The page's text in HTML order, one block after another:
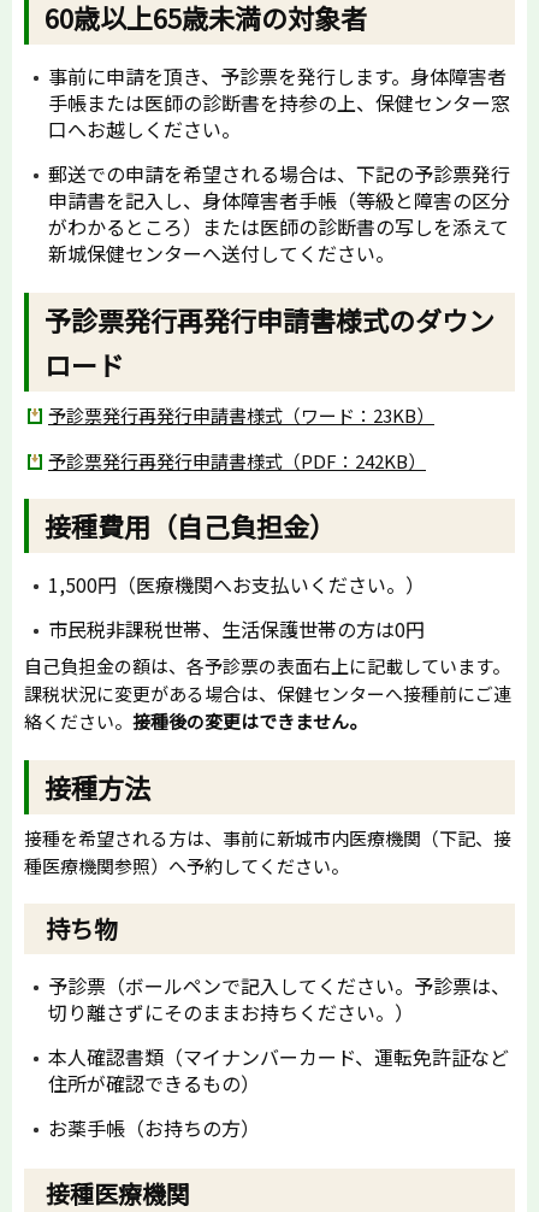
60歳以上65歳未満の対象者
事前に申請を頂き、予診票を発行します。身体障害者
手帳または医師の診断書を持参の上、保健センター窓
口へお越しください。
郵送での申請を希望される場合は、下記の予診票発行
申請書を記入し、身体障害者手帳（等級と障害の区分
がわかるところ）または医師の診断書の写しを添えて
新城保健センターへ送付してください。
予診票発行再発行申請書様式のダウン
ロード
予診票発行再発行申請書様式（ワード：23KB）
予診票発行再発行申請書様式（PDF：242KB）
接種費用（自己負担金）
1,500円（医療機関へお支払いください。）
市民税非課税世帯、生活保護世帯の方は0円
自己負担金の額は、各予診票の表面右上に記載しています。
課税状況に変更がある場合は、保健センターへ接種前にご連
絡ください。 接種後の変更はできません。
接種方法
接種を希望される方は、事前に新城市内医療機関（下記、接
種医療機関参照）へ予約してください。
持ち物
予診票（ボールペンで記入してください。予診票は、
切り離さずにそのままお持ちください。）
本人確認書類（マイナンバーカード、運転免許証など
住所が確認できるもの）
お薬手帳（お持ちの方）
接種医療機関